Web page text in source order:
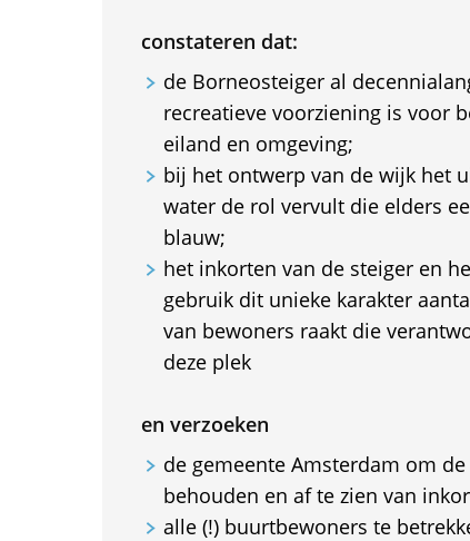
constateren dat:
de Borneosteiger al
recreatieve voorziening is voor
eiland en omgeving;
bij het ontwerp van de wijk het
water de rol vervult die elders
blauw;
het inkorten van de steiger en
gebruik dit unieke karakter
van bewoners raakt die
deze plek
en verzoeken
de gemeente Amsterdam om
behouden en af te zien van
alle (!) buurtbewoners te